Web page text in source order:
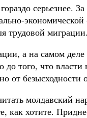
трудовой миграции.
а на самом
того, что
от безысходности
молдавский
как хотите.